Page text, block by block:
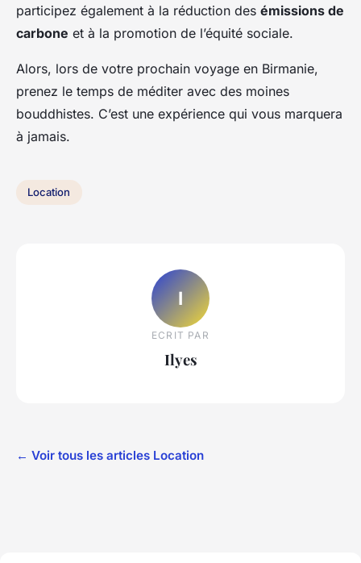
participez également à la réduction des émissions de
carbone et à la promotion de l’équité sociale.
Alors, lors de votre prochain voyage en Birmanie,
prenez le temps de méditer avec des moines
bouddhistes. C’est une expérience qui vous marquera
à jamais.
Location
I
ECRIT PAR
Ilyes
← Voir tous les articles Location